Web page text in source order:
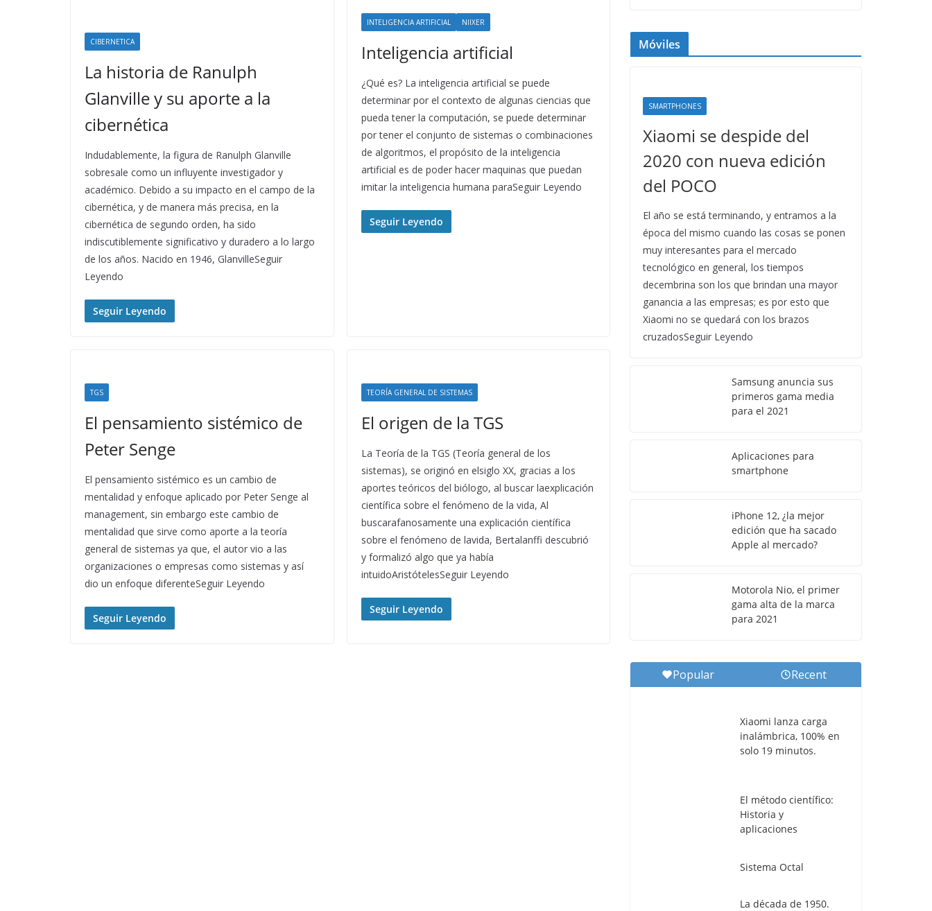
CIBERNETICA
La historia de Ranulph
Glanville y su aporte a la
cibernética
Indudablemente, la figura de Ranulph Glanville
sobresale como un influyente investigador y
académico. Debido a su impacto en el campo de la
cibernética, y de manera más precisa, en la
cibernética de segundo orden, ha sido
indiscutiblemente significativo y duradero a lo largo
de los años. Nacido en 1946, GlanvilleSeguir
Leyendo
Seguir Leyendo
INTELIGENCIA ARTIFICIAL NIIXER
Inteligencia artificial
¿Qué es? La inteligencia artificial se puede
determinar por el contexto de algunas ciencias que
pueda tener la computación, se puede determinar
por tener el conjunto de sistemas o combinaciones
de algoritmos, el propósito de la inteligencia
artificial es de poder hacer maquinas que puedan
imitar la inteligencia humana paraSeguir Leyendo
Seguir Leyendo
TGS
El pensamiento sistémico de
Peter Senge
El pensamiento sistémico es un cambio de
mentalidad y enfoque aplicado por Peter Senge al
management, sin embargo este cambio de
mentalidad que sirve como aporte a la teoría
general de sistemas ya que, el autor vio a las
organizaciones o empresas como sistemas y así
dio un enfoque diferenteSeguir Leyendo
Seguir Leyendo
TEORÍA GENERAL DE SISTEMAS
El origen de la TGS
La Teoría de la TGS (Teoría general de los
sistemas), se originó en elsiglo XX, gracias a los
aportes teóricos del biólogo, al buscar laexplicación
científica sobre el fenómeno de la vida, Al
buscarafanosamente una explicación científica
sobre el fenómeno de lavida, Bertalanffi descubrió
y formalizó algo que ya había
intuidoAristótelesSeguir Leyendo
Seguir Leyendo
Móviles
SMARTPHONES
Xiaomi se despide del
2020 con nueva edición
del POCO
El año se está terminando, y entramos a la
época del mismo cuando las cosas se ponen
muy interesantes para el mercado
tecnológico en general, los tiempos
decembrina son los que brindan una mayor
ganancia a las empresas; es por esto que
Xiaomi no se quedará con los brazos
cruzadosSeguir Leyendo
Samsung anuncia sus
primeros gama media
para el 2021
Aplicaciones para
smartphone
iPhone 12, ¿la mejor
edición que ha sacado
Apple al mercado?
Motorola Nio, el primer
gama alta de la marca
para 2021
Popular Recent
Xiaomi lanza carga
inalámbrica, 100% en
solo 19 minutos.
El método científico:
Historia y
aplicaciones
Sistema Octal
La década de 1950.